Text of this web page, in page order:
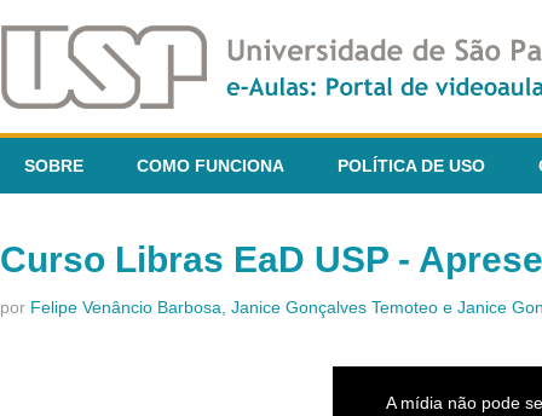
SOBRE COMO FUNCIONA POLÍTICA DE USO
Curso Libras EaD USP -
por Felipe Venâncio Barbosa, Janice Gonçalves Temoteo e Janice
A mídia não pode